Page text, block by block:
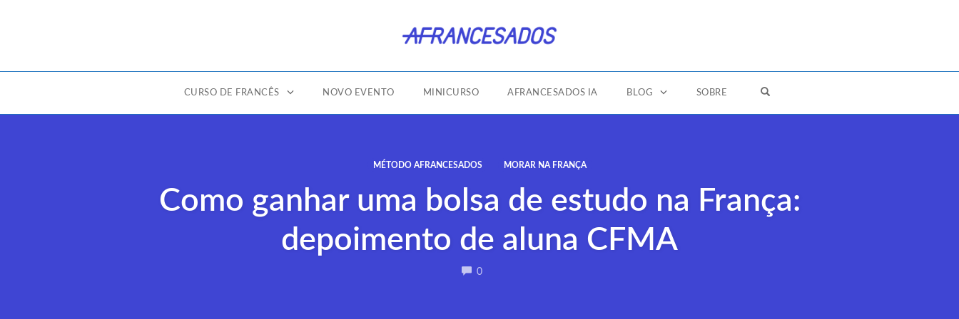
CURSO DE FRANCÊS NOVO EVENTO MINICURSO AFRANCESADOS IA BLOG SOBRE OPEN SEARCH FORM
MÉTODO AFRANCESADOS MORAR NA FRANÇA
Como ganhar uma bolsa de estudo na França:
depoimento de aluna CFMA
0COMMENTS